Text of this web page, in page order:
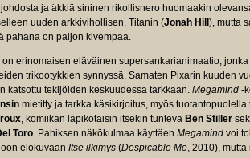
ja äkkiä sininen rikollisnero huomaakin
uuden arkkivihollisen, Titanin (Jonah Hill ), mutta
pahana on paljon kivempaa.
on erinomaisen eläväinen supersankarianimaatio,
trikootykkien synnyssä. Samaten Pixarin kuuden
katsottu tekijöiden keskuudessa tarkkaan. Megamind -
mietitty ja tarkka käsikirjoitus, myös tuotantopuolella
, komiikan läpikotaisin itsekin tunteva Ben Stiller
Toro. Pahiksen näkökulmaa käyttäen Megamind voi
elokuvaan Itse ilkimys (Despicable Me, 2010),